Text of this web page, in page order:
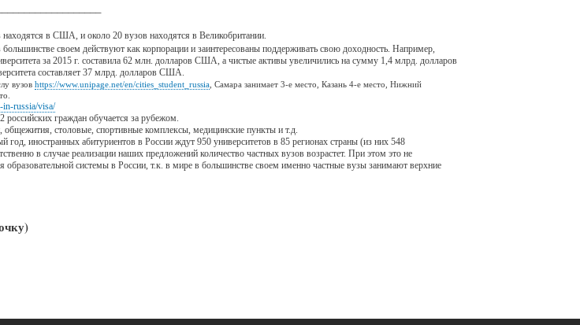
в США, и около 20 вузов находятся в Великобритании.
своем действуют как корпорации и заинтересованы поддерживать свою доходность. Например,
за 2015 г. составила 62 млн. долларов США, а чистые активы увеличились на сумму 1,4 млрд. долларов
составляет 37 млрд. долларов США.
вузов https://www.unipage.net/en/cities_student_russia, Самара занимает 3-еместо, Казань 4-еместо, Нижний
russia/visa/
граждан обучается за рубежом.
общежития, столовые, спортивные комплексы, медицинские пункты и т.д.
год, иностранных абитуриентов в России ждут 950 университетов в 85 регионах страны (из них 548
в случае реализации наших предложений количество частных вузов возрастет. При этом это не
образовательной системы в России, т.к. в мире в большинстве своем именно частные вузы занимают верхние